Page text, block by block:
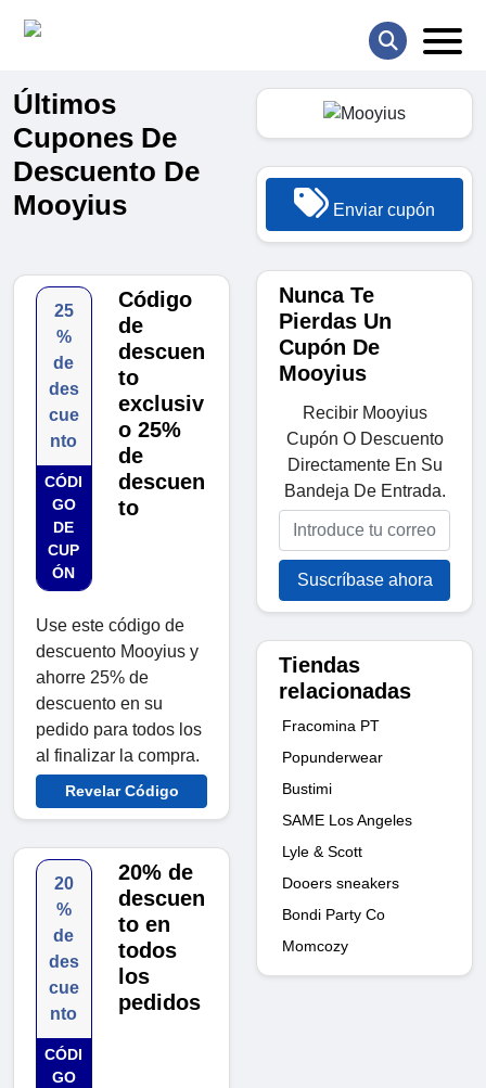
Últimos
Cupones De
Descuento De
Mooyius
25
%
de
des
cue
nto
CÓDI
GO
DE
CUP
ÓN
Código
de
descuen
to
exclusiv
o 25%
de
descuen
to
Use este código de
descuento Mooyius y
ahorre 25% de
descuento en su
pedido para todos los
al finalizar la compra.
Revelar Código
20
%
de
des
cue
nto
CÓDI
GO
20% de
descuen
to en
todos
los
pedidos
Enviar cupón
Nunca Te
Pierdas Un
Cupón De
Mooyius
Recibir Mooyius
Cupón O Descuento
Directamente En Su
Bandeja De Entrada.
Suscríbase ahora
Tiendas
relacionadas
Fracomina PT
Popunderwear
Bustimi
SAME Los Angeles
Lyle & Scott
Dooers sneakers
Bondi Party Co
Momcozy